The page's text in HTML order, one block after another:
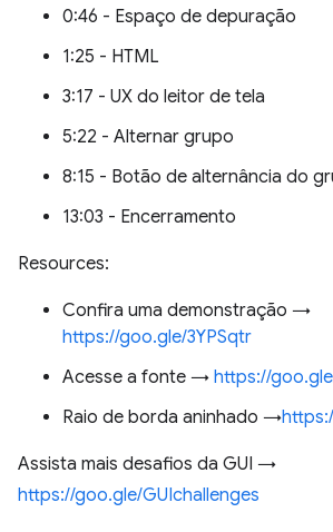
0:46 - Espaço de depuração
1:25 - HTML
3:17 - UX do leitor de tela
5:22 - Alternar grupo
8:15 - Botão de alternância do
13:03 - Encerramento
Resources:
Confira uma demonstração →
https://goo.gle/3YPSqtr
Acesse a fonte → https://
Raio de borda aninhado →
Assista mais desafios da GUI →
https://goo.gle/GUIchallenges